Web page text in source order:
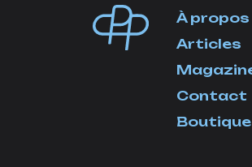
À propos
Articles
Contact
Boutique